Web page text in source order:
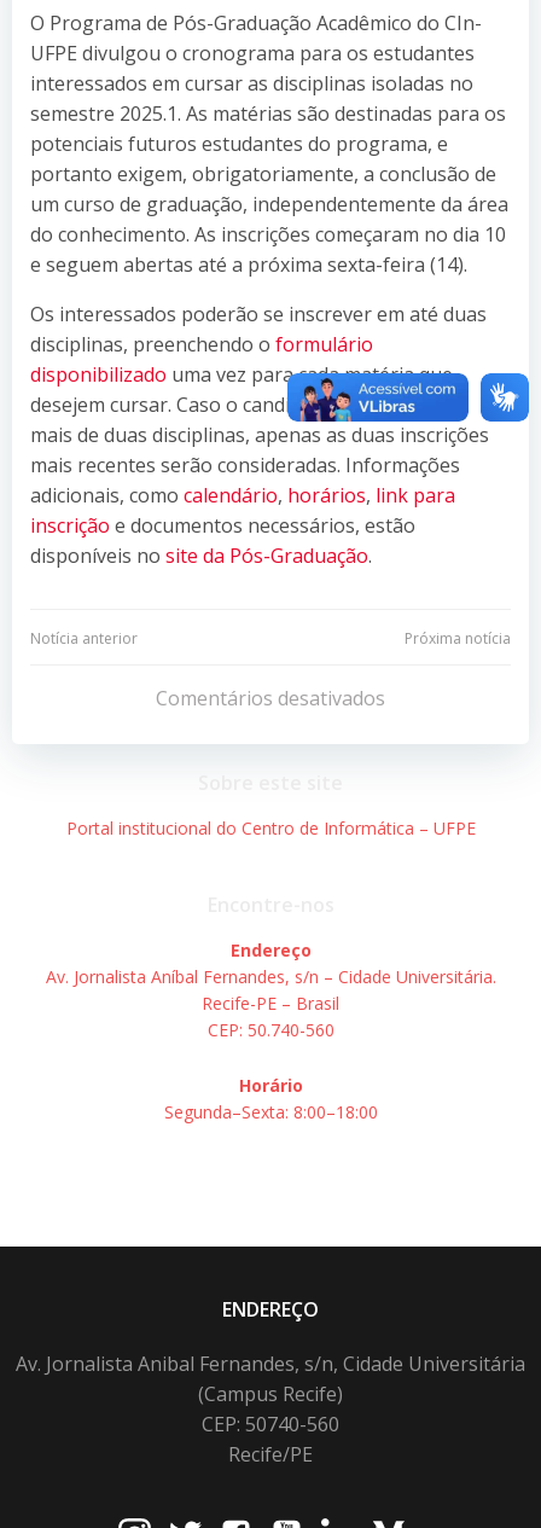
O Programa de Pós-Graduação Acadêmico do CIn-
UFPE divulgou o cronograma para os estudantes
interessados em cursar as disciplinas isoladas no
semestre 2025.1. As matérias são destinadas para os
potenciais futuros estudantes do programa, e
portanto exigem, obrigatoriamente, a conclusão de
um curso de graduação, independentemente da área
do conhecimento. As inscrições começaram no dia 10
e seguem abertas até a próxima sexta-feira (14).
Os interessados poderão se inscrever em até duas
disciplinas, preenchendo o formulário
disponibilizado uma vez para cada matéria que
desejem cursar. Caso o candidato se inscreva em
mais de duas disciplinas, apenas as duas inscrições
mais recentes serão consideradas. Informações
adicionais, como calendário, horários, link para
inscrição e documentos necessários, estão
disponíveis no site da Pós-Graduação.
Navegação
Post
Notícia anterior
Navegação
de
Post
Próxima notícia
Comentários desativados
Portal institucional do Centro de Informática – UFPE
Endereço
Av. Jornalista Aníbal Fernandes, s/n – Cidade Universitária.
Recife-PE – Brasil
CEP: 50.740-560
Horário
Segunda–Sexta: 8:00–18:00
ENDEREÇO
Av. Jornalista Anibal Fernandes, s/n, Cidade Universitária
(Campus Recife)
CEP: 50740-560
Recife/PE